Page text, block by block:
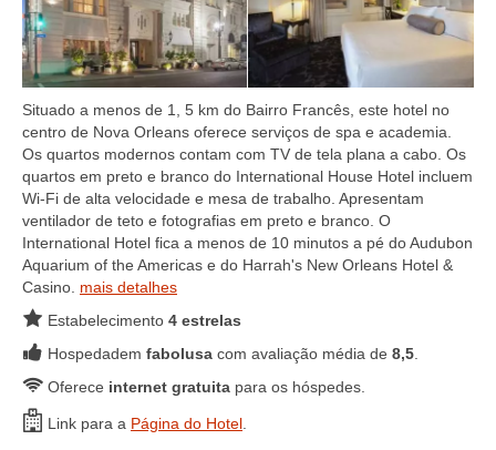
Situado a menos de 1, 5 km do Bairro Francês, este hotel no
centro de Nova Orleans oferece serviços de spa e academia.
Os quartos modernos contam com TV de tela plana a cabo. Os
quartos em preto e branco do International House Hotel incluem
Wi-Fi de alta velocidade e mesa de trabalho. Apresentam
ventilador de teto e fotografias em preto e branco. O
International Hotel fica a menos de 10 minutos a pé do Audubon
Aquarium of the Americas e do Harrah's New Orleans Hotel &
Casino. mais detalhes
Estabelecimento 4 estrelas
Hospedadem fabolusa com avaliação média de 8,5
Oferece internet gratuita para os hóspedes.
Link para a Página do Hotel